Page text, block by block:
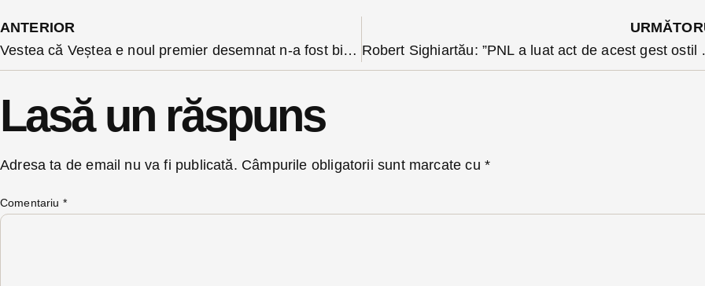
ANTERIOR
Vestea că Veștea e noul premier desemnat n-a fost bine primită de urmăritorii acestuia de pe facebook. Val de mesaje de furie
Robert
Lasă un răspuns
Adresa ta de email nu va fi publicată. Câmpurile obligatorii sunt marcate cu *
Comentariu *